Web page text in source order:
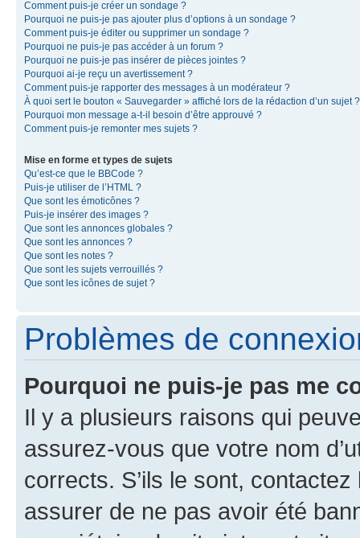
Comment puis-je créer un sondage ?
Pourquoi ne puis-je pas ajouter plus d’options à un sondage ?
Comment puis-je éditer ou supprimer un sondage ?
Pourquoi ne puis-je pas accéder à un forum ?
Pourquoi ne puis-je pas insérer de pièces jointes ?
Pourquoi ai-je reçu un avertissement ?
Comment puis-je rapporter des messages à un modérateur ?
À quoi sert le bouton « Sauvegarder » affiché lors de la rédaction d’un sujet ?
Pourquoi mon message a-t-il besoin d’être approuvé ?
Comment puis-je remonter mes sujets ?
Mise en forme et types de sujets
Qu’est-ce que le BBCode ?
Puis-je utiliser de l’HTML ?
Que sont les émoticônes ?
Puis-je insérer des images ?
Que sont les annonces globales ?
Que sont les annonces ?
Que sont les notes ?
Que sont les sujets verrouillés ?
Que sont les icônes de sujet ?
Problèmes de
Pourquoi ne puis-je pas me
Il y a plusieurs raisons qui
assurez-vous que votre nom
corrects. S’ils le sont,
assurer de ne pas avoir été